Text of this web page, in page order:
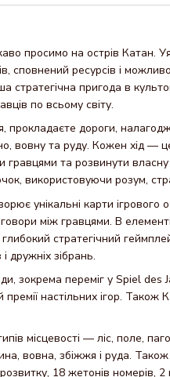
просимо на острів Катан.
сповнений ресурсів і
стратегічна пригода в
по всьому світу.
прокладаєте дороги,
вовну та руду. Кожен хід —
гравцями та розвинути
використовуючи розум,
унікальні карти
між гравцями. В
глибокий стратегічний
дружніх зібрань.
зокрема переміг у Spiel des
премії настільних ігор.
місцевості — ліс, поле,
вовна, збіжжя і руда.
18 жетонів номерів, 2